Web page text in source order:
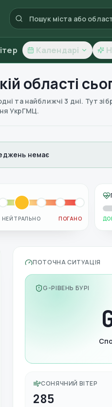
Календарі
області
та найближчі 3 дні. Тут
УкрГМЦ.
немає
НЕЙТРАЛЬНО ПОГАНО
ПОТОЧНА СИТУАЦІЯ
G-РІВЕНЬ БУРІ
СОНЯЧНИЙ ВІТЕР
285